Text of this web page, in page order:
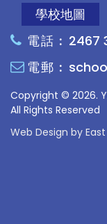
學校地圖
電話︰ 2467
電郵︰
Copyright © 2026.
All Rights Reserved
Web Design by